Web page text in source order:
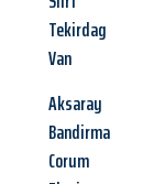
Tekirdag
Van
Aksaray
Bandirma
Corum